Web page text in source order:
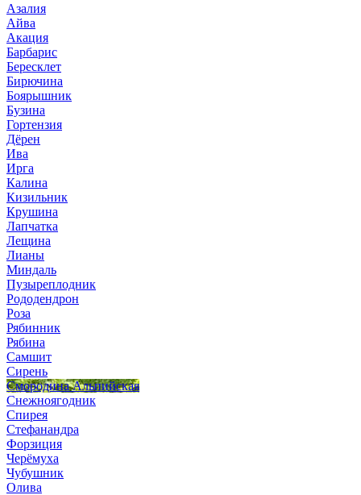
Азалия
Айва
Акация
Барбарис
Бересклет
Бирючина
Боярышник
Бузина
Гортензия
Дёрен
Ива
Ирга
Калина
Кизильник
Крушина
Лапчатка
Лещина
Лианы
Миндаль
Пузыреплодник
Рододендрон
Роза
Рябинник
Рябина
Самшит
Сирень
Смородина Альпийская
Снежноягодник
Спирея
Стефанандра
Форзиция
Черёмуха
Чубушник
Олива